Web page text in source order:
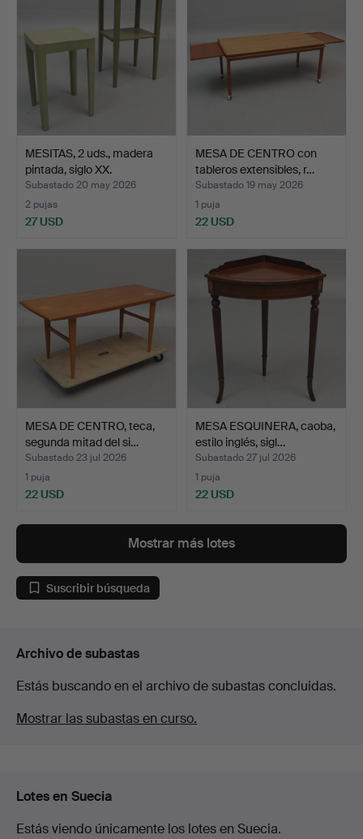
MESITAS, 2 uds., madera
pintada, siglo XX.
Subastado 20 may 2026
2 pujas
27 USD
MESA DE CENTRO con
tableros extensibles, r…
Subastado 19 may 2026
1 puja
22 USD
MESA DE CENTRO, teca,
segunda mitad del si…
Subastado 23 jul 2026
1 puja
22 USD
MESA ESQUINERA, caoba,
estilo inglés, sigl…
Subastado 27 jul 2026
1 puja
22 USD
Mostrar más lotes
Suscribir búsqueda
Archivo de subastas
Estás buscando en el archivo de subastas concluidas.
Mostrar las subastas en curso.
Lotes en Suecia
Estás viendo únicamente los lotes en Suecia.